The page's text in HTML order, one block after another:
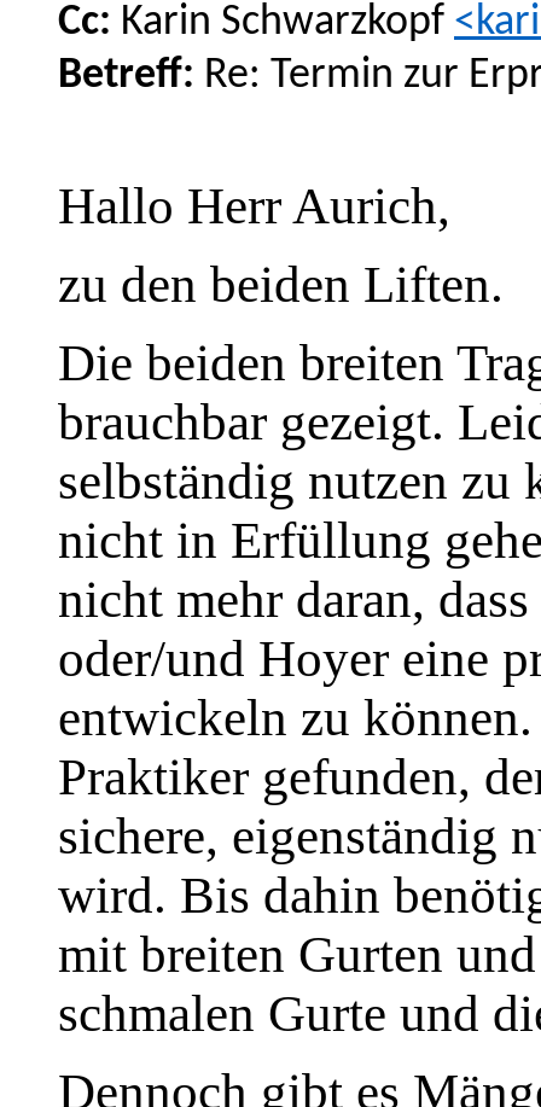
Cc: Karin Schwarzkopf
Betreff: Re: Termin zur
Hallo Herr Aurich,
zu den beiden Liften.
Die beiden breiten
brauchbar gezeigt.
selbständig nutzen zu
nicht in Erfüllung
nicht mehr daran,
oder/und Hoyer eine
entwickeln zu
Praktiker gefunden,
sichere, eigenständig
wird. Bis dahin
mit breiten Gurten
schmalen Gurte und
Dennoch gibt es